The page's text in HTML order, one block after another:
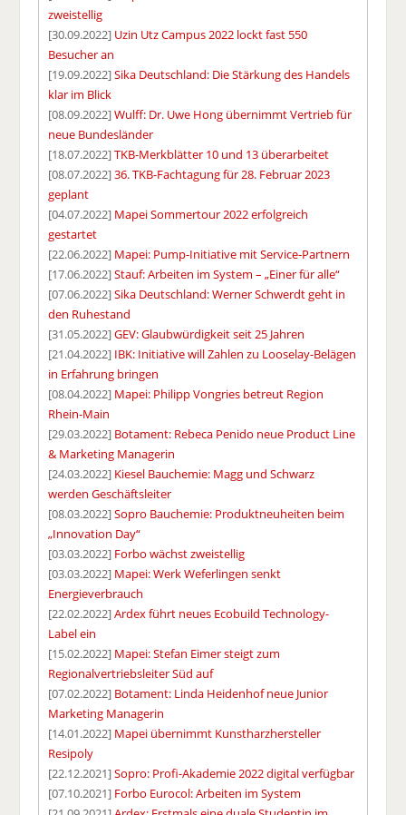
zweistellig
[30.09.2022] Uzin Utz Campus 2022 lockt fast 550
Besucher an
[19.09.2022]Sika Deutschland: Die Stärkung des Handels
klar im Blick
[08.09.2022]Wulff: Dr. Uwe Hong übernimmt Vertrieb für
neue Bundesländer
[18.07.2022]TKB-Merkblätter 10 und 13 überarbeitet
[08.07.2022]36. TKB-Fachtagung für 28. Februar 2023
geplant
[04.07.2022] Mapei Sommertour 2022 erfolgreich
gestartet
[22.06.2022] Mapei: Pump-Initiative mit Service-Partnern
[17.06.2022]Stauf: Arbeiten im System – „Einer für alle“
[07.06.2022]Sika Deutschland: Werner Schwerdt geht in
den Ruhestand
[31.05.2022]GEV: Glaubwürdigkeit seit 25 Jahren
[21.04.2022] IBK: Initiative will Zahlen zu Looselay-Belägen
in Erfahrung bringen
[08.04.2022] Mapei: Philipp Vongries betreut Region
Rhein-Main
[29.03.2022] Botament: Rebeca Penido neue Product Line
& Marketing Managerin
[24.03.2022] Kiesel Bauchemie: Magg und Schwarz
werden Geschäftsleiter
[08.03.2022]Sopro Bauchemie: Produktneuheiten beim
„Innovation Day“
[03.03.2022] Forbo wächst zweistellig
[03.03.2022] Mapei: Werk Weferlingen senkt
Energieverbrauch
[22.02.2022]Ardex führt neues Ecobuild Technology-
Label ein
[15.02.2022] Mapei: Stefan Eimer steigt zum
Regionalvertriebsleiter Süd auf
[07.02.2022] Botament: Linda Heidenhof neue Junior
Marketing Managerin
[14.01.2022] Mapei übernimmt Kunstharzhersteller
Resipoly
[22.12.2021]Sopro: Profi-Akademie 2022 digital verfügbar
[07.10.2021] Forbo Eurocol: Arbeiten im System